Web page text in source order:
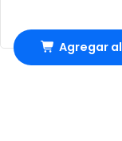
Agregar al